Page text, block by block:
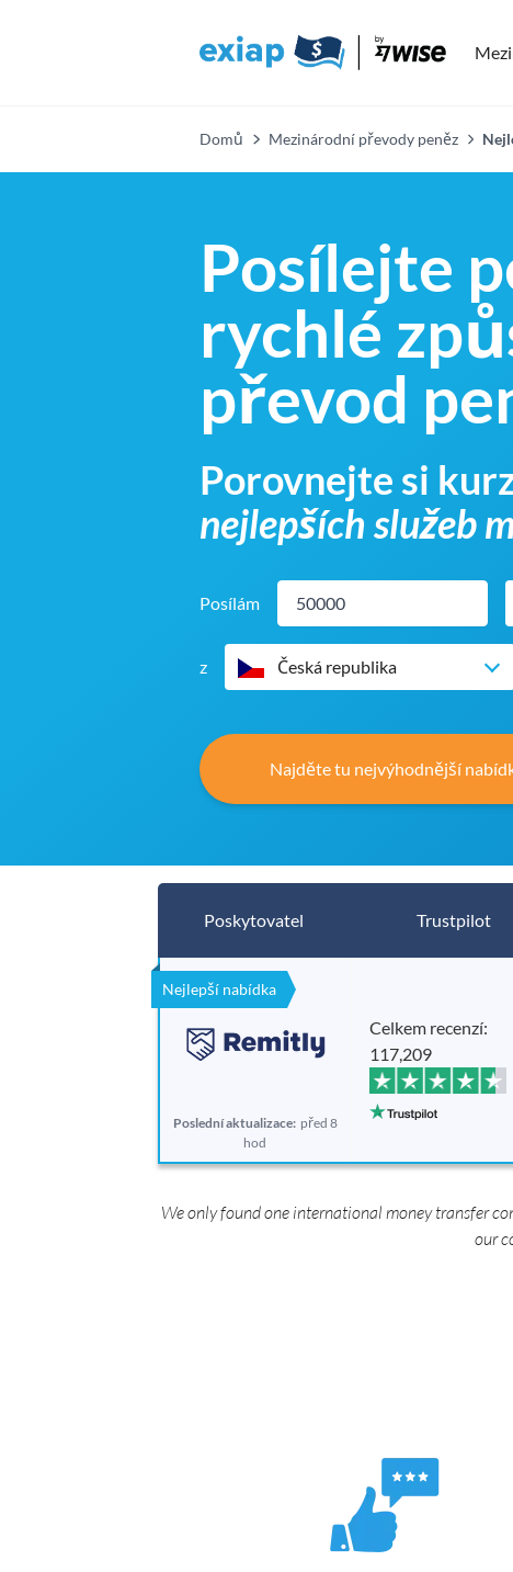
Domů Mezinárodní převody peněz
Posílejte
rychlé
převod
Porovnejte si
nejlepších služeb
Posílám
z Česká republika
Najděte tu nejvýhodnější
Poskytovatel Trustpilot
Nejlepší nabídka
Poslední aktualizace: před 8
hod
Celkem recenzí:
117,209
We only found one international money transfer
our